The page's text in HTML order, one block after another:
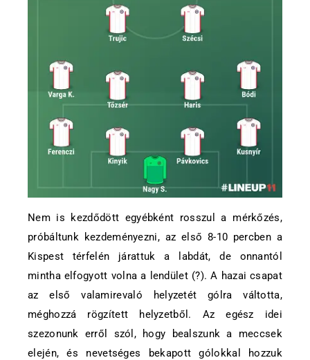
Nem is kezdődött egyébként rosszul a mérkőzés,
próbáltunk kezdeményezni, az első 8-10 percben a
Kispest térfelén járattuk a labdát, de onnantól
mintha elfogyott volna a lendület (?). A hazai csapat
az első valamirevaló helyzetét gólra váltotta,
méghozzá rögzített helyzetből. Az egész idei
szezonunk erről szól, hogy bealszunk a meccsek
elején, és nevetséges bekapott gólokkal hozzuk